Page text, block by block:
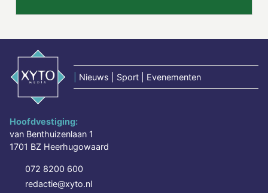
Nieuws | Sport | Evenementen
Hoofdvestiging:
van Benthuizenlaan 1
1701 BZ Heerhugowaard
072 8200 600
redactie@xyto.nl